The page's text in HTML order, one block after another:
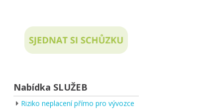
Nabídka SLUŽEB
Riziko neplacení přímo pro vývozce